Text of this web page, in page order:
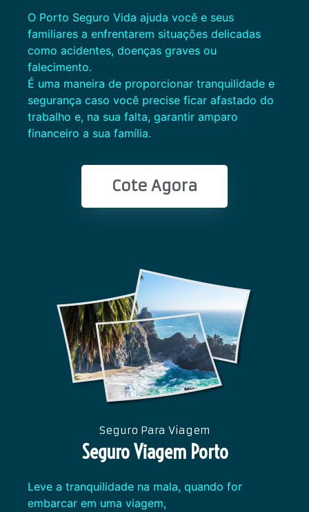
O Porto Seguro Vida ajuda você e seus
familiares a enfrentarem situações delicadas
como acidentes, doenças graves ou
falecimento.
É uma maneira de proporcionar tranquilidade e
segurança caso você precise ficar afastado do
trabalho e, na sua falta, garantir amparo
financeiro a sua família.
Cote Agora
Seguro Para Viagem
Seguro Viagem Porto
Leve a tranquilidade na mala, quando for
embarcar em uma viagem,